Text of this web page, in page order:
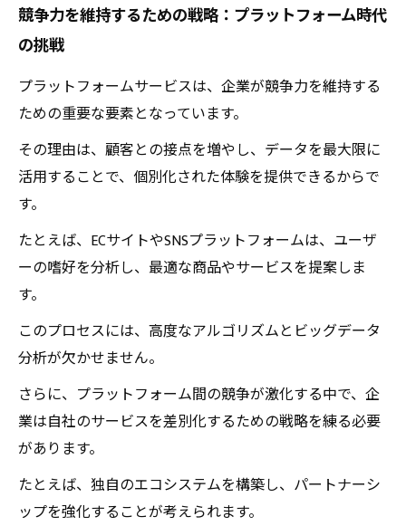
競争力を維持するための戦略：プラットフォーム時代
の挑戦
プラットフォームサービスは、企業が競争力を維持する
ための重要な要素となっています。
その理由は、顧客との接点を増やし、データを最大限に
活用することで、個別化された体験を提供できるからで
す。
たとえば、ECサイトやSNSプラットフォームは、ユーザ
ーの嗜好を分析し、最適な商品やサービスを提案しま
す。
このプロセスには、高度なアルゴリズムとビッグデータ
分析が欠かせません。
さらに、プラットフォーム間の競争が激化する中で、企
業は自社のサービスを差別化するための戦略を練る必要
があります。
たとえば、独自のエコシステムを構築し、パートナーシ
ップを強化することが考えられます。